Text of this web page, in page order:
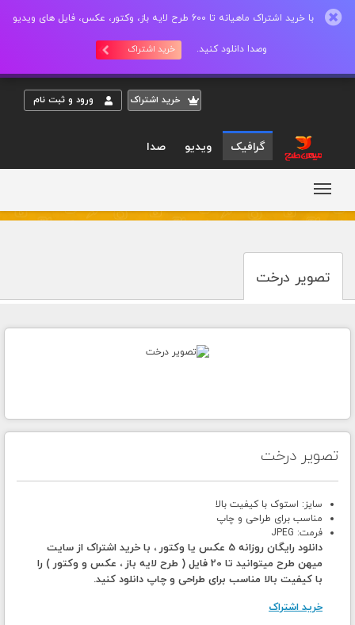
با خرید اشتراک ماهیانه تا 600 طرح لایه باز، وکتور، عکس، فایل های ویدیو
وصدا دانلود کنید. خرید اشتراک
خريد اشتراک ورود و ثبت نام
گرافیک ویدیو صدا
تصویر درخت
تصویر درخت
سایز: استوک با کیفیت بالا
مناسب برای طراحی و چاپ
فرمت: JPEG
دانلود رایگان روزانه 5 عکس یا وکتور ، با خرید اشتراک از سایت
میهن طرح میتوانید تا 20 فایل ( طرح لایه باز ، عکس و وکتور ) را
با کیفیت بالا مناسب برای طراحی و چاپ دانلود کنید.
خرید اشتراک